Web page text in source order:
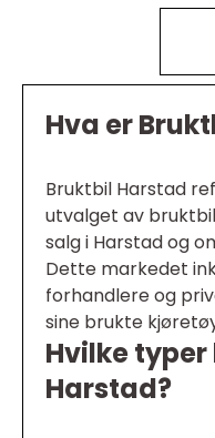
Hva er
Bruktbil Harstad
utvalget av
salg i Harstad og
Dette markedet
forhandlere og
sine brukte
Hvilke
Harstad?